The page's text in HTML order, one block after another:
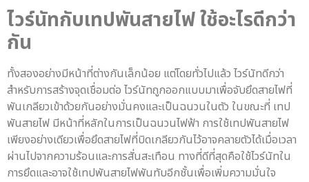
ไวร์นัทกับเทปพันสายไฟ ใช้อะไรดีกว่า
กัน
ทั้งสองอย่างมีหน้าที่ต่างกันเล็กน้อย แต่โดยทั่วไปแล้ว ไวร์นัทดีกว่า
สำหรับการสร้างจุดเชื่อมต่อ ไวร์นัทถูกออกแบบมาเพื่อจับยึดสายไฟที่
พันเกลียวเข้าด้วยกันอย่างมั่นคงและเป็นฉนวนในตัว ในขณะที่ เทป
พันสายไฟ มีหน้าที่หลักในการเป็นฉนวนไฟฟ้า การใช้เทปพันสายไฟ
เพียงอย่างเดียวเพื่อยึดสายไฟที่บิดเกลียวกันไว้อาจคลายตัวได้เมื่อเวลา
ผ่านไปจากความร้อนและการสั่นสะเทือน ทางที่ดีที่สุดคือใช้ไวร์นัทใน
การยึดและอาจใช้เทปพันสายไฟพันทับอีกชั้นเพื่อเพิ่มความมั่นใจ